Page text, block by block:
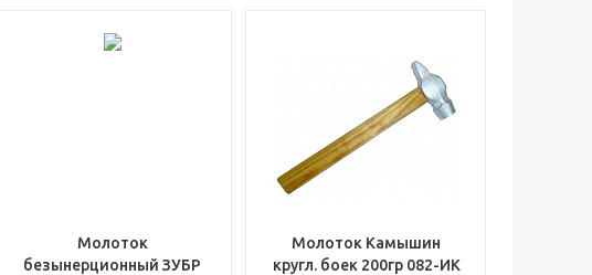
Молоток
безынерционный ЗУБР
Молоток Камышин
кругл. боек 200гр 082-ИК